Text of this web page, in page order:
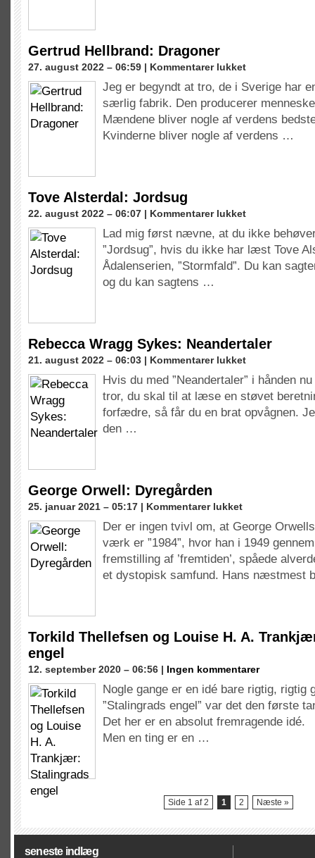
Gertrud Hellbrand: Dragoner
27. august 2022 – 06:59 | Kommentarer lukkettil
Hellbrand:
Dragoner
Jeg er begyndt at tro, de i Sverige har
særlig fabrik. Den producerer
Mændene bliver nogle af verdens
Kvinderne bliver nogle af verdens …
Tove Alsterdal: Jordsug
22. august 2022 – 06:07 | Kommentarer lukkettil
Alsterdal:
Jordsug
Lad mig først nævne, at du ikke
”Jordsug”, hvis du ikke har læst Tove
Ådalenserien, ”Stormfald”. Du kan
og du kan sagtens …
Rebecca Wragg Sykes: Neandertaler
21. august 2022 – 06:03 | Kommentarer lukkettil
Wragg
Sykes:
Neandertaler
Hvis du med ”Neandertaler” i hånden
tror, du skal til at læse en støvet
forfædre, så får du en brat opvågnen.
den …
George Orwell: Dyregården
25. januar 2021 – 05:17 | Kommentarer lukkettil
Orwell:
Dyregården
Der er ingen tvivl om, at George
værk er ”1984”, hvor han i 1949
fremstilling af ’fremtiden’, spåede
et dystopisk samfund. Hans
Torkild Thellefsen og Louise H. A.
engel
12. september 2020 – 06:56 | Ingen kommentarer
Nogle gange er en idé bare rigtig, rigtig
”Stalingrads engel” var det den første
Det her er en absolut fremragende idé.
Men en ting er en …
Side 1 af 2 1 2 Næste »
seneste indlæg